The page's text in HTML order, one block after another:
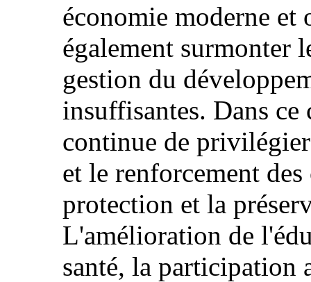
économie moderne et
également surmonter
gestion du
insuffisantes. Dans
continue de
et le renforcement
protection et la
L'amélioration de
santé, la participation